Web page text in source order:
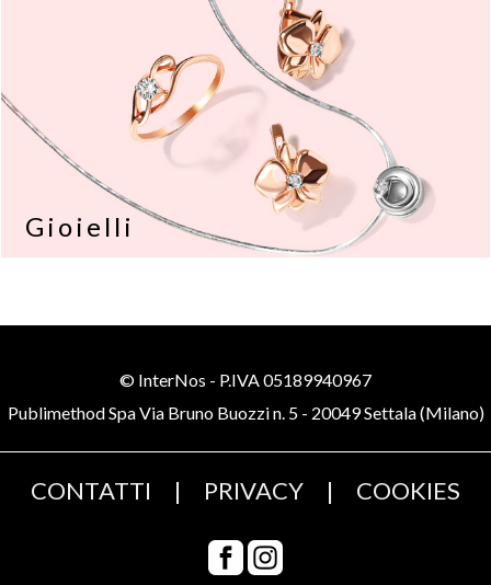
Gioielli
© InterNos - P.IVA 05189940967
Publimethod Spa Via Bruno Buozzi n. 5 - 20049 Settala (Milano)
CONTATTI | PRIVACY | COOKIES